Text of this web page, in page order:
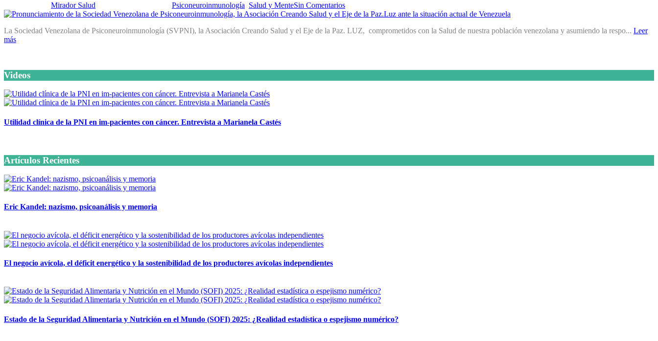
Mirador Salud Psiconeuroinmunología Salud y MenteSin Comentarios
La Sociedad Venezolana de Psiconeuroinmunología (SVPNI), la Asociación Creando Salud y el Eje de la Paz. LUZ, comprometidos con la Salud de nuestra población venezolana y asumiendo la respo... Leer
más
Videos
Utilidad clínica de la PNI en im-pacientes con cáncer. Entrevista a Marianela Castés
Artículos Recientes
Eric Kandel: nazismo, psicoanálisis y memoria
El negocio avícola, el déficit energético y la sostenibilidad de los productores avícolas independientes
Estado de la Seguridad Alimentaria y Nutrición en el Mundo (SOFI) 2025: ¿Realidad estadística o espejismo numérico?